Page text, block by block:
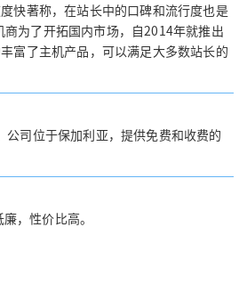
快著称，在站长中的口碑和流行度也是
为了开拓国内市场，自2014年就推出
富了主机产品，可以满足大多数站长的
司位于保加利亚，提供免费和收费的
，性价比高。